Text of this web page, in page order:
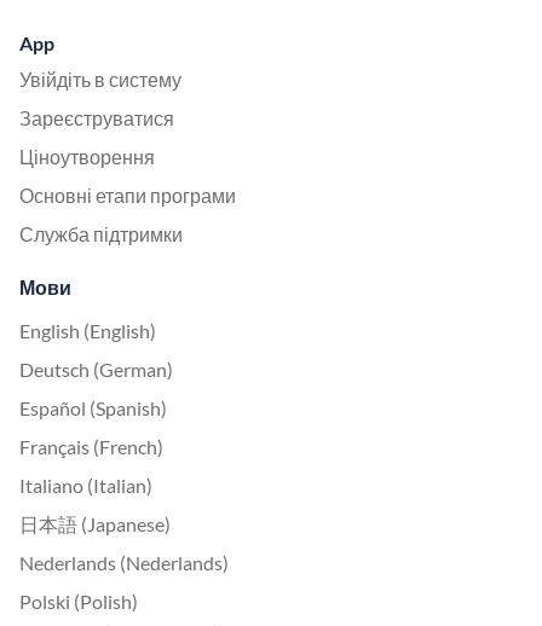
App
Увійдіть в систему
Зареєструватися
Ціноутворення
Основні етапи програми
Служба підтримки
Мови
English (English)
Deutsch (German)
Español (Spanish)
Français (French)
Italiano (Italian)
日本語 (Japanese)
Nederlands (Nederlands)
Polski (Polish)